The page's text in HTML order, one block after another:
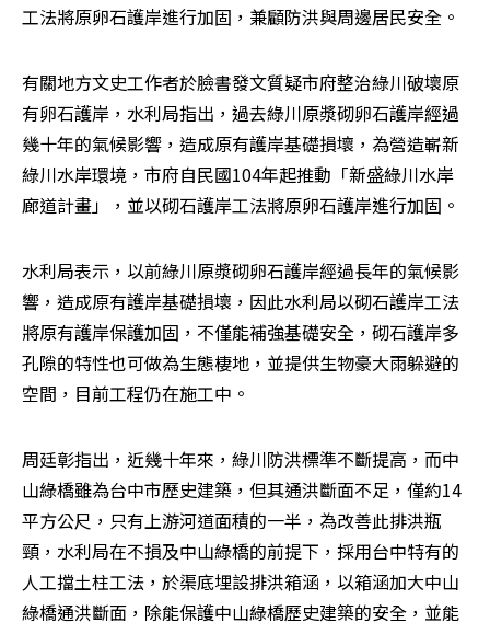
工法將原卵石護岸進行加固，兼顧防洪與周邊居民安全。
有關地方文史工作者於臉書發文質疑市府整治綠川破壞原
有卵石護岸，水利局指出，過去綠川原漿砌卵石護岸經過
幾十年的氣候影響，造成原有護岸基礎損壞，為營造嶄新
綠川水岸環境，市府自民國104年起推動「新盛綠川水岸
廊道計畫」，並以砌石護岸工法將原卵石護岸進行加固。
水利局表示，以前綠川原漿砌卵石護岸經過長年的氣候影
響，造成原有護岸基礎損壞，因此水利局以砌石護岸工法
將原有護岸保護加固，不僅能補強基礎安全，砌石護岸多
孔隙的特性也可做為生態棲地，並提供生物豪大雨躲避的
空間，目前工程仍在施工中。
周廷彰指出，近幾十年來，綠川防洪標準不斷提高，而中
山綠橋雖為台中市歷史建築，但其通洪斷面不足，僅約14
平方公尺，只有上游河道面積的一半，為改善此排洪瓶
頸，水利局在不損及中山綠橋的前提下，採用台中特有的
人工擋土柱工法，於渠底埋設排洪箱涵，以箱涵加大中山
綠橋通洪斷面，除能保護中山綠橋歷史建築的安全，並能